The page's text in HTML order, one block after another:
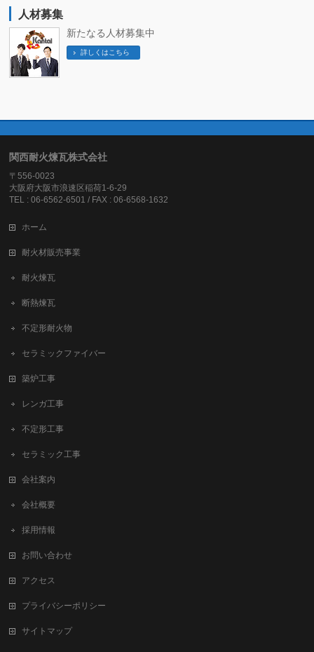
人材募集
新たなる人材募集中
詳しくはこちら
関西耐火煉瓦株式会社
〒556-0023
大阪府大阪市浪速区稲荷1-6-29
TEL : 06-6562-6501 / FAX : 06-6568-1632
ホーム
耐火材販売事業
耐火煉瓦
断熱煉瓦
不定形耐火物
セラミックファイバー
築炉工事
レンガ工事
不定形工事
セラミック工事
会社案内
会社概要
採用情報
お問い合わせ
アクセス
プライバシーポリシー
サイトマップ